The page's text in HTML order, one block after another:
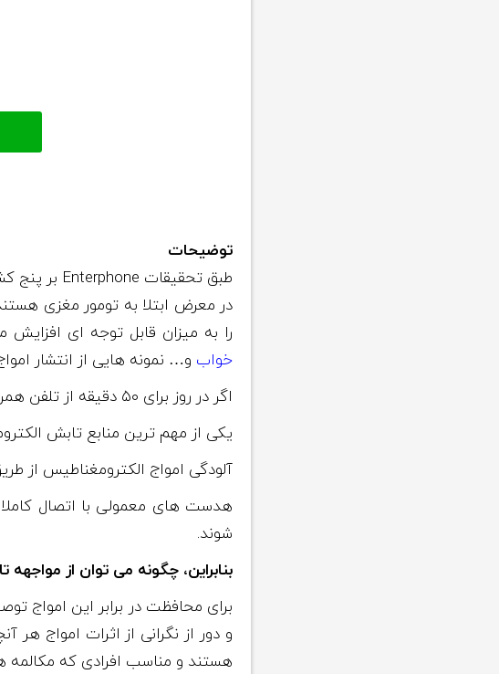
توضیحات
در معرض ابتلا به تومور مغزی
را به میزان قابل توجه ای
خواب و… نمونه هایی از انتشار
اگر در روز برای ۵۰ دقیقه از تلفن همراه استفاده شود، متابولیزه شدن گلوکز مغز نسبت به سمت دیگر بیشتر می شود.
یکی از مهم ترین منابع تابش
آلودگی امواج الکترومغناطیس از
هدست های معمولی با اتصال
شوند.
بنابراین، چگونه می توان از
برای محافظت در برابر این امواج
و دور از نگرانی از اثرات امواج
هستند و مناسب افرادی که مکالمه